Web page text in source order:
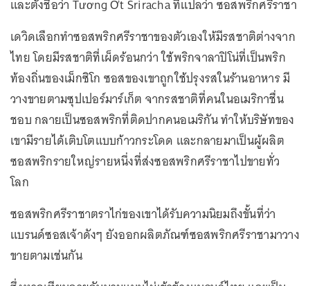
และตั้งชื่อว่า Tương Ớt Sriracha ที่แปลว่า ซอสพริกศรีราชา
เดวิดเลือกทำซอสพริกศรีราชาของตัวเองให้มีรสชาติต่างจาก
ไทย โดยมีรสชาติที่เผ็ดร้อนกว่า ใช้พริกจาลาปิโน่ที่เป็นพริก
ท้องถิ่นของเม็กซิโก ซอสของเขาถูกใช้ปรุงรสในร้านอาหาร มี
วางขายตามซุปเปอร์มาร์เก็ต จากรสชาติที่คนในอเมริกาชื่น
ชอบ กลายเป็นซอสพริกที่ติดปากคนอเมริกัน ทำให้บริษัทของ
เขามีรายได้เติบโตแบบก้าวกระโดด และกลายมาเป็นผู้ผลิต
ซอสพริกรายใหญ่รายหนึ่งที่ส่งซอสพริกศรีราชาไปขายทั่ว
โลก
ซอสพริกศรีราชาตราไก่ของเขาได้รับความนิยมถึงขั้นที่ว่า
แบรนด์ซอสเจ้าดังๆ ยังออกผลิตภัณฑ์ซอสพริกศรีราชามาวาง
ขายตามเช่นกัน